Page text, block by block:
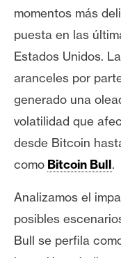
A
n
l
i
s
i
s
N
o
t
momentos más
puesta en las
Estados Unidos.
aranceles por
generado una
volatilidad que
desde Bitcoin
como Bitcoin Bull.
Analizamos el
posibles
Bull se perfila